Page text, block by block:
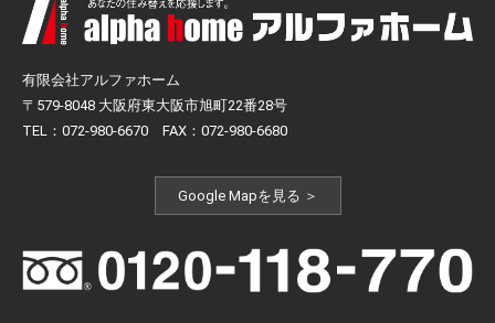
有限会社アルファホーム
〒579-8048 大阪府東大阪市旭町22番28号
TEL：072-980-6670 FAX：072-980-6680
Google Mapを見る ＞